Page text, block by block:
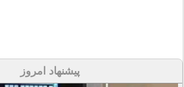
پیشنهاد امروز